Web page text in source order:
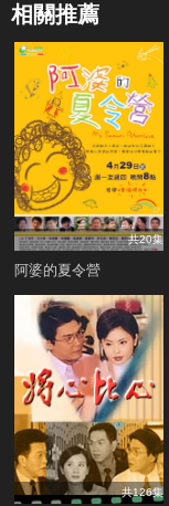
相關推薦
共20集
阿婆的夏令營
共126集